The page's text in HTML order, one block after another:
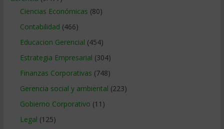
Ciencias Económicas (80)
Contabilidad (466)
Educacion Gerencial (454)
Estrategia Empresarial (304)
Finanzas Corporativas (748)
Gerencia social y ambiental (223)
Gobierno Corporativo (11)
Legal (125)